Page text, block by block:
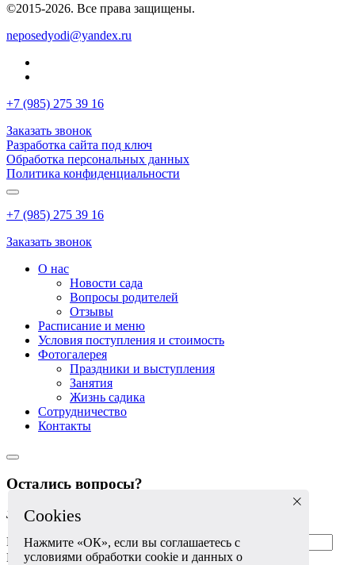
©2015-2026. Все права защищены.
neposedyodi@yandex.ru
+7 (985) 275 39 16
Заказать звонок
Разработка сайта под ключ
Обработка персональных данных
Политика конфиденциальности
+7 (985) 275 39 16
Заказать звонок
О нас
Новости сада
Вопросы родителей
Отзывы
Расписание и меню
Условия поступления и стоимость
Фотогалерея
Праздники и выступления
Занятия
Жизнь садика
Сотрудничество
Контакты
Остались вопросы?
Задайте их прямо сейчас!
Ваше имя
Ваш телефон
Cookies
Нажмите «ОК», если вы соглашаетесь с
условиями обработки cookie и данных о